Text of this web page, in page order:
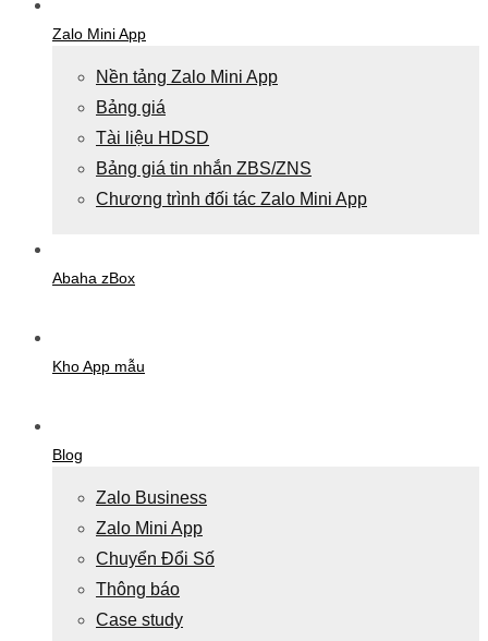
Zalo Mini App
Nền tảng Zalo Mini App
Bảng giá
Tài liệu HDSD
Bảng giá tin nhắn ZBS/ZNS
Chương trình đối tác Zalo Mini App
Abaha zBox
Kho App mẫu
Blog
Zalo Business
Zalo Mini App
Chuyển Đổi Số
Thông báo
Case study